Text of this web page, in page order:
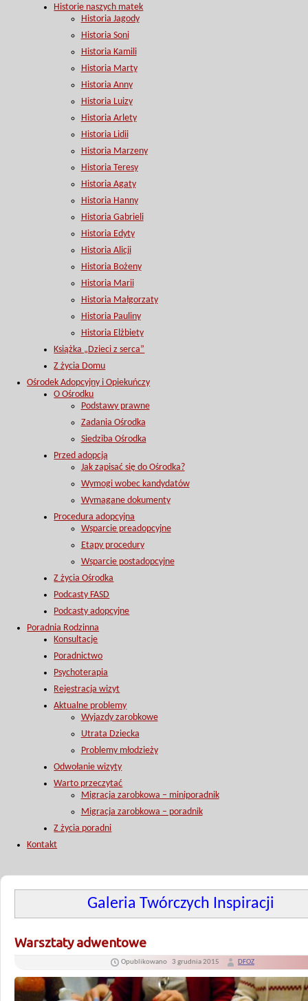
Historie naszych matek
Historia Jagody
Historia Soni
Historia Kamili
Historia Marty
Historia Anny
Historia Luizy
Historia Arlety
Historia Lidii
Historia Marzeny
Historia Teresy
Historia Agaty
Historia Hanny
Historia Gabrieli
Historia Edyty
Historia Alicji
Historia Bożeny
Historia Marii
Historia Małgorzaty
Historia Pauliny
Historia Elżbiety
Książka „Dzieci z serca”
Z życia Domu
Ośrodek Adopcyjny i Opiekuńczy
O Ośrodku
Podstawy prawne
Zadania Ośrodka
Siedziba Ośrodka
Przed adopcją
Jak zapisać się do Ośrodka?
Wymogi wobec kandydatów
Wymagane dokumenty
Procedura adopcyjna
Wsparcie preadopcyjne
Etapy procedury
Wsparcie postadopcyjne
Z życia Ośrodka
Podcasty FASD
Podcasty adopcyjne
Poradnia Rodzinna
Konsultacje
Poradnictwo
Psychoterapia
Rejestracja wizyt
Aktualne problemy
Wyjazdy zarobkowe
Utrata Dziecka
Problemy młodzieży
Odwołanie wizyty
Warto przeczytać
Migracja zarobkowa – miniporadnik
Migracja zarobkowa – poradnik
Z życia poradni
Kontakt
Galeria Twórczych Inspiracji
Warsztaty adwentowe
Opublikowano 3 grudnia 2015 DFOZ